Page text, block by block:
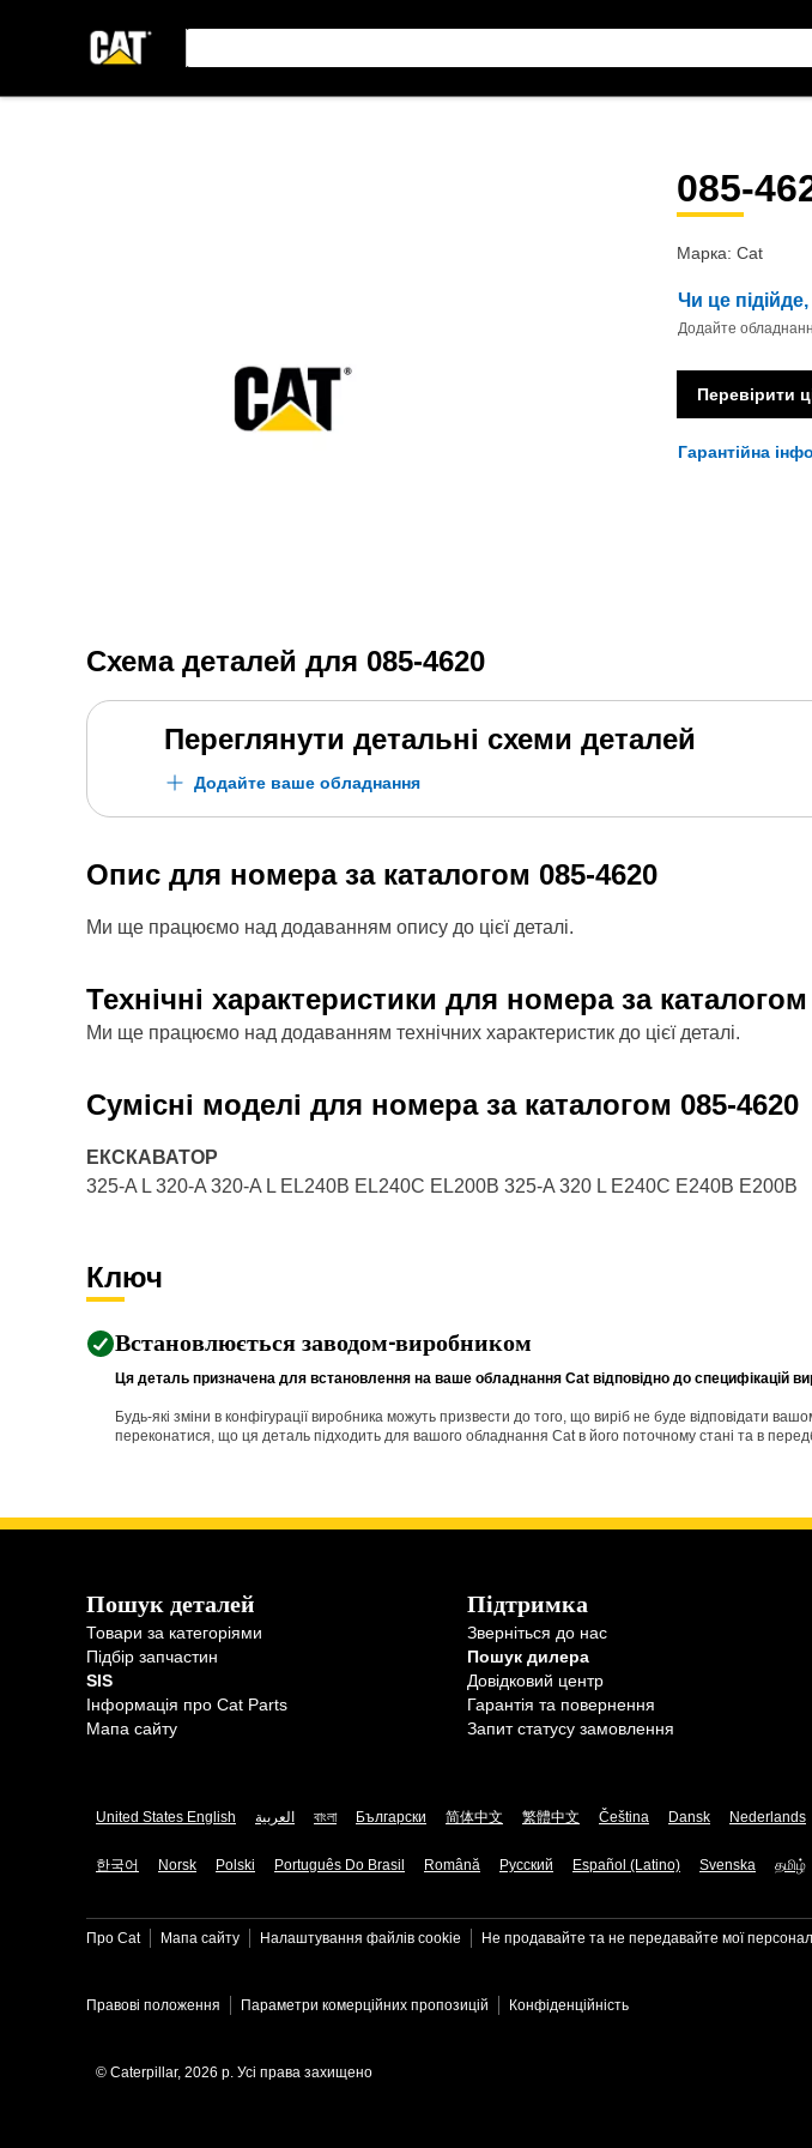
085-
Марка: Cat
Чи це
Додайте
Перевірити
Гарантійна
Схема деталей для 085-4620
Переглянути детальні схеми деталей
Додайте ваше обладнання
Опис для номера за каталогом 085-4620
Ми ще працюємо над додаванням опису до цієї деталі.
Технічні характеристики для номера за каталогом
Ми ще працюємо над додаванням технічних характеристик до цієї деталі.
Сумісні моделі для номера за каталогом 085-4620
ЕКСКАВАТОР
325-A L 320-A 320-A L EL240B EL240C EL200B 325-A 320 L E240C E240B E200B
Ключ
Встановлюється заводом-виробником
Ця деталь призначена для встановлення на ваше обладнання Cat відповідно до специфікацій
Будь-які зміни в конфігурації виробника можуть призвести до того, що виріб не буде відповідати
переконатися, що ця деталь підходить для вашого обладнання Cat в його поточному стані та в
Пошук деталей
Товари за категоріями
Підбір запчастин
SIS
Інформація про Cat Parts
Мапа сайту
Підтримка
Зверніться до нас
Пошук дилера
Довідковий центр
Гарантія та повернення
Запит статусу замовлення
United States English العربية বাংলা Български 简体中文 繁體中文 Čeština Dansk Nederlands
한국어 Norsk Polski Português Do Brasil Română Русский Español (Latino) Svenska தமிழ்
Про Cat Мапа сайту Налаштування файлів​ cookie Не продавайте та не передавайте мої
Правові положення Параметри комерційних пропозицій Конфіденційність
© Caterpillar, 2026 р. Усі права захищено